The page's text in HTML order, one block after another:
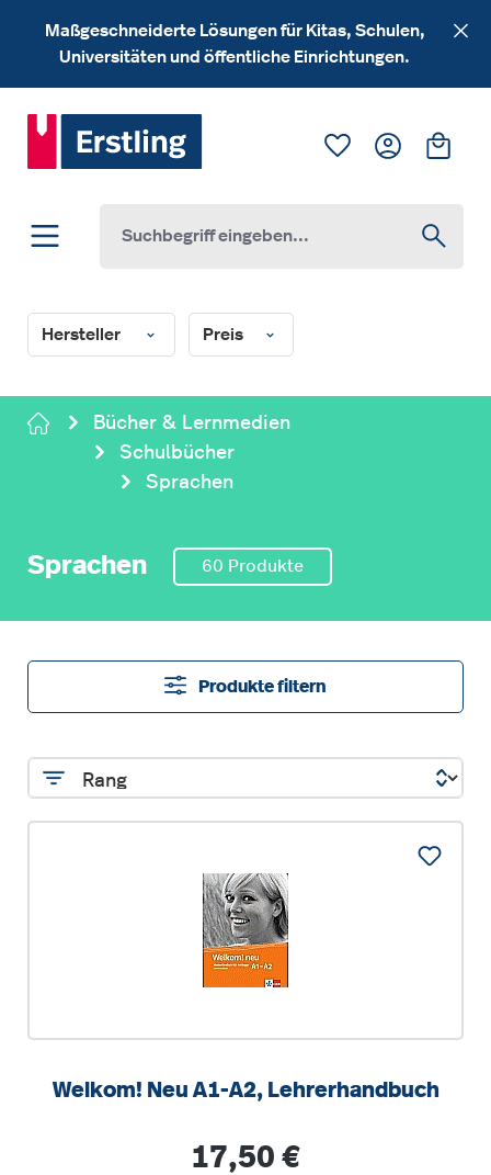
Zum Hauptinhalt springen
Maßgeschneiderte Lösungen für Kitas, Schulen,
Universitäten und öffentliche Einrichtungen.
Du hast 0
Hersteller Preis
Bücher & Lernmedien
Schulbücher
Sprachen
Sprachen 60 Produkte
Produkte filtern
Welkom! Neu A1-A2, Lehrerhandbuch
Regulärer Preis:
17,50 €